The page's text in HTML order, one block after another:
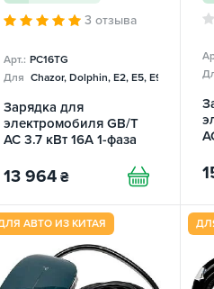
3 отзыва
Арт.: PC16TG
Для Chazor, Dolphin, E2, E5, E9,
Зарядка для
электромобиля GB/T
AC 3.7 кВт 16А 1-фаза
SPARKS
13 964 ₴
АВТО ИЗ КИТАЯ